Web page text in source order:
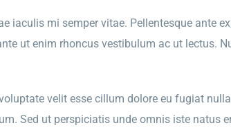
iaculis mi semper vitae. Pellentesque ante
ut enim rhoncus vestibulum ac ut lectus.
velit esse cillum dolore eu fugiat
Sed ut perspiciatis unde omnis iste natus